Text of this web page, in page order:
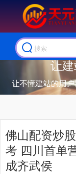
让
让不懂建站的用
佛山配资炒
考 四川首单
成齐武侯